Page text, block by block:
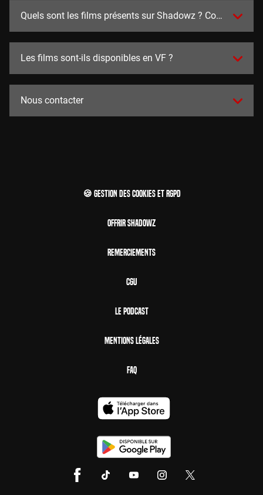
Quels sont les films présents sur Shadowz ? Combien y en
Les films sont-ils disponibles en VF ?
Nous contacter
🍪 Gestion des cookies et RGPD
Offrir Shadowz
Remerciements
CGU
Le Podcast
Mentions Légales
FAQ